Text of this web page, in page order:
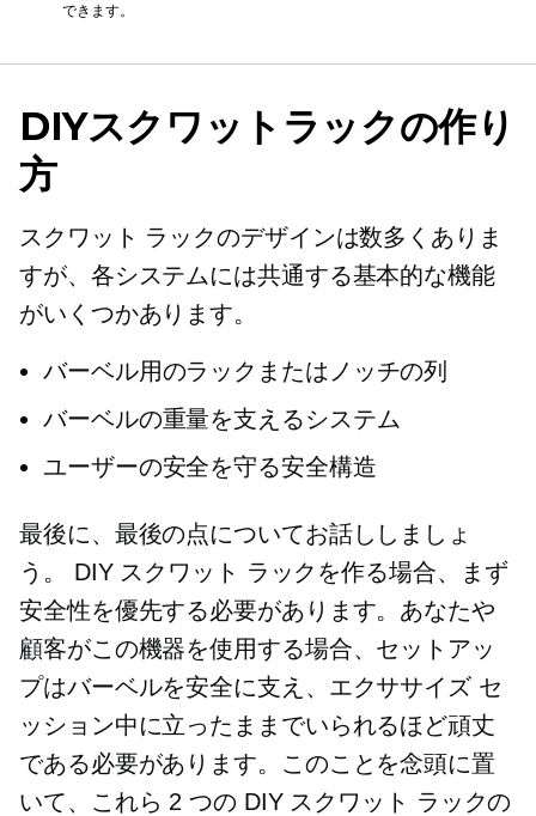
できます。
DIYスクワットラックの作り
方
スクワット ラックのデザインは数多くありま
すが、各システムには共通する基本的な機能
がいくつかあります。
バーベル用のラックまたはノッチの列
バーベルの重量を支えるシステム
ユーザーの安全を守る安全構造
最後に、最後の点についてお話ししましょ
う。 DIY スクワット ラックを作る場合、まず
安全性を優先する必要があります。あなたや
顧客がこの機器を使用する場合、セットアッ
プはバーベルを安全に支え、エクササイズ セ
ッション中に立ったままでいられるほど頑丈
である必要があります。このことを念頭に置
いて、これら 2 つの DIY スクワット ラックの